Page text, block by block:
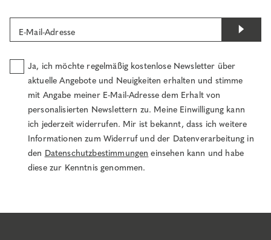
E-Mail-Adresse
Ja, ich möchte regelmäßig kostenlose Newsletter über
aktuelle Angebote und Neuigkeiten erhalten und stimme
mit Angabe meiner E-Mail-Adresse dem Erhalt von
personalisierten Newslettern zu. Meine Einwilligung kann
ich jederzeit widerrufen. Mir ist bekannt, dass ich weitere
Informationen zum Widerruf und der Datenverarbeitung in
den Datenschutzbestimmungen einsehen kann und habe
diese zur Kenntnis genommen.